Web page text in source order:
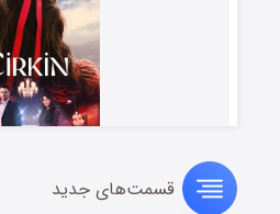
سریال زشتقسمت‌های جدید